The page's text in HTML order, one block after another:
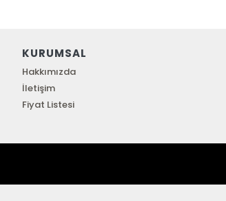
KURUMSAL
Hakkımızda
İletişim
Fiyat Listesi